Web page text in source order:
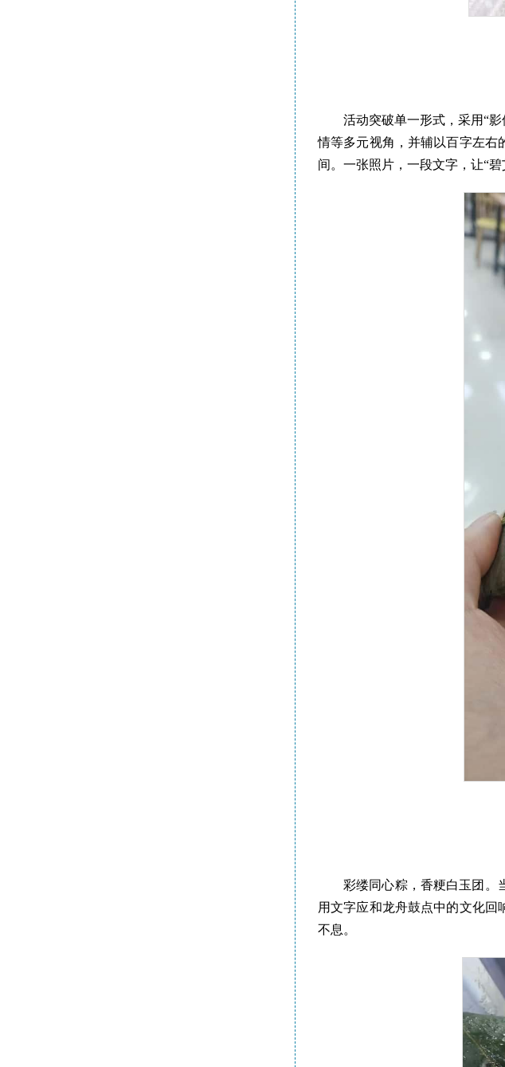
活动突破单一形式，采用“
情等多元视角，并辅以百字左
间。一张照片，一段文字，让“
彩缕同心粽，香粳白玉团。
用文字应和龙舟鼓点中的文化
不息。